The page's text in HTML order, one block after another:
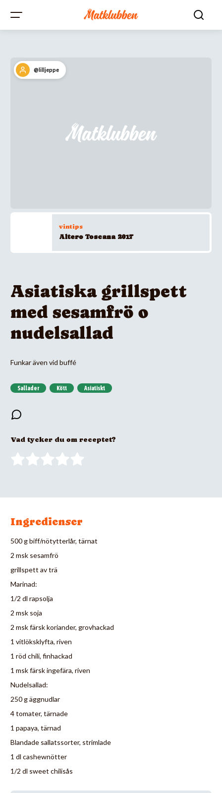
@lilljeppe
vintips
Altero Toscana 2017
Asiatiska grillspett
med sesamfrö o
nudelsallad
Funkar även vid buffé
Sallader Kött Asiatiskt
Vad tycker du om receptet?
Ingredienser
500 g biff/nötytterlår, tärnat
2 msk sesamfrö
grillspett av trä
Marinad:
1/2 dl rapsolja
2 msk soja
2 msk färsk koriander, grovhackad
1 vitlöksklyfta, riven
1 röd chili, finhackad
1 msk färsk ingefära, riven
Nudelsallad:
250 g äggnudlar
4 tomater, tärnade
1 papaya, tärnad
Blandade sallatssorter, strimlade
1 dl cashewnötter
1/2 dl sweet chilisås